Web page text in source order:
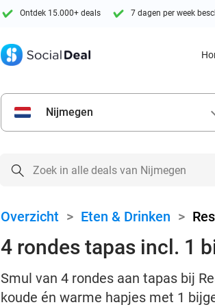
Ontdek 15.000+ deals 7 dagen per week
Nijmegen
Overzicht > Eten & Drinken >
4 rondes tapas incl. 1
Smul van 4 rondes aan tapas bij
koude én warme hapjes met 1